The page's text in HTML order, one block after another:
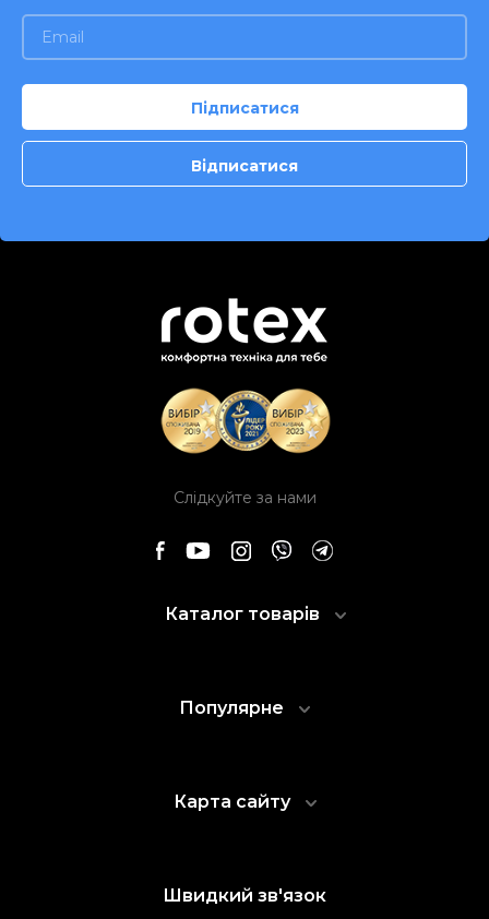
Слідкуйте за нами
Каталог товарів
Популярне
Карта сайту
Швидкий зв'язок